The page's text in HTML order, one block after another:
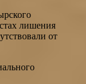
лишения
от